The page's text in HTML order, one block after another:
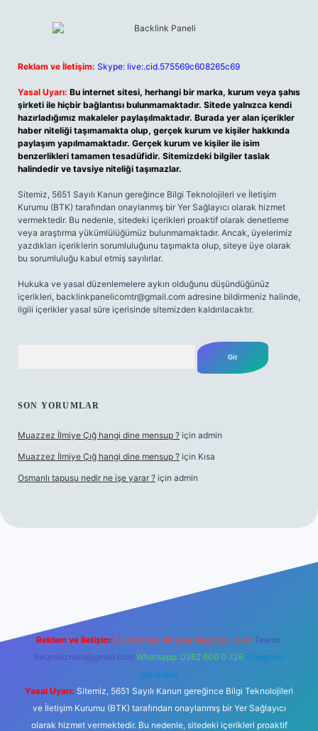
Reklam ve İletişim: Skype: live:.cid.575569c608265c69
Yasal Uyarı: Bu internet sitesi, herhangi bir marka, kurum veya şahıs
şirketi ile hiçbir bağlantısı bulunmamaktadır. Sitede yalnızca kendi
hazırladığımız makaleler paylaşılmaktadır. Burada yer alan içerikler
haber niteliği taşımamakta olup, gerçek kurum ve kişiler hakkında
paylaşım yapılmamaktadır. Gerçek kurum ve kişiler ile isim
benzerlikleri tamamen tesadüfidir. Sitemizdeki bilgiler taslak
halindedir ve tavsiye niteliği taşımazlar.
Sitemiz, 5651 Sayılı Kanun gereğince Bilgi Teknolojileri ve İletişim
Kurumu (BTK) tarafından onaylanmış bir Yer Sağlayıcı olarak hizmet
vermektedir. Bu nedenle, sitedeki içerikleri proaktif olarak denetleme
veya araştırma yükümlülüğümüz bulunmamaktadır. Ancak, üyelerimiz
yazdıkları içeriklerin sorumluluğunu taşımakta olup, siteye üye olarak
bu sorumluluğu kabul etmiş sayılırlar.
Hukuka ve yasal düzenlemelere aykırı olduğunu düşündüğünüz
içerikleri, backlinkpanelicomtr@gmail.com adresine bildirmeniz halinde,
ilgili içerikler yasal süre içerisinde sitemizden kaldırılacaktır.
SON YORUMLAR
Muazzez İlmiye Çığ hangi dine mensup ? için admin
Muazzez İlmiye Çığ hangi dine mensup ? için Kısa
Osmanlı tapusu nedir ne işe yarar ? için admin
m elexbet
Reklam ve İletişim: E-mail: backlinkpaneli@gmail.com Teams:
forumhizmeti@gmail.com Whatsapp: 0262 606 0 726 Telegram:
@karabul
Yasal Uyarı: Sitemiz, 5651 Sayılı Kanun gereğince Bilgi Teknolojileri
ve İletişim Kurumu (BTK) tarafından onaylanmış bir Yer Sağlayıcı
olarak hizmet vermektedir. Bu nedenle, sitedeki içerikleri proaktif